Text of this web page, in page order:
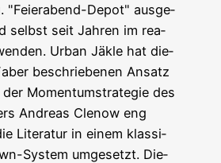
"Fei­er­abend-Depot" aus­ge­
selbst seit Jah­ren im rea­
Urban Jäk­le hat die­
beschrie­be­nen Ansatz
Momen­tum­stra­te­gie des
Andre­as Cle­now eng
Lite­ra­tur in einem klas­si­
Sys­tem umge­setzt. Die­